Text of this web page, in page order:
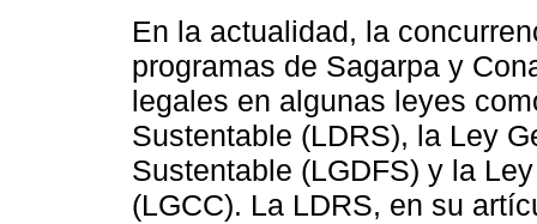
En la actualidad, la
programas de Sagarpa y
legales en algunas leyes
Sustentable (LDRS), la Ley
Sustentable (LGDFS) y la
(LGCC). La LDRS, en su